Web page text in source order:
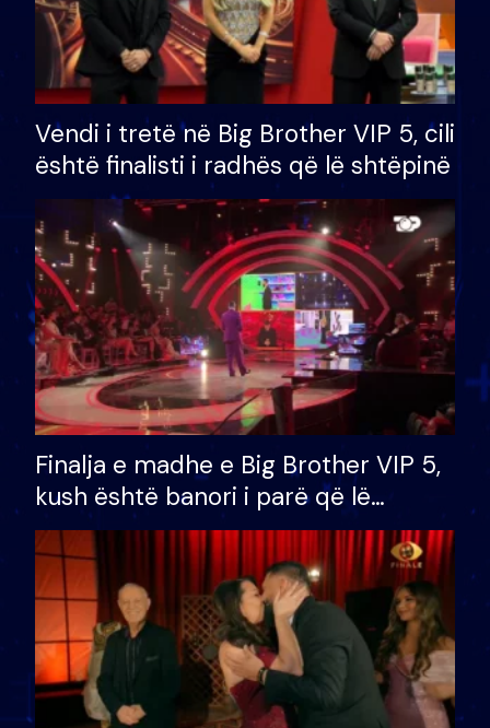
Vendi i tretë në Big Brother VIP 5, cili
është finalisti i radhës që lë shtëpinë
Finalja e madhe e Big Brother VIP 5,
kush është banori i parë që lë
shtëpinë dhe humb mundësinë për
të fituar çmimin e madh